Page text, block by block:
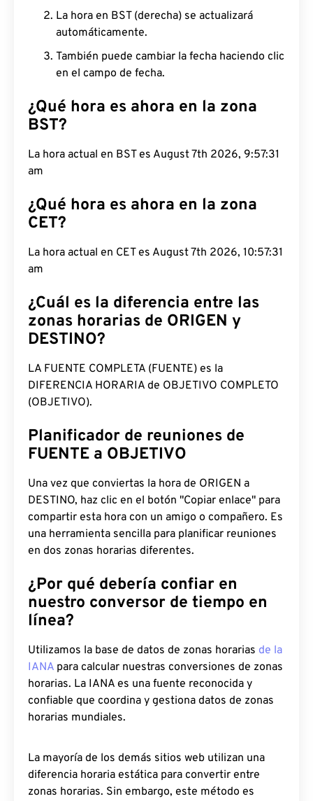
La hora en BST (derecha) se actualizará
automáticamente.
También puede cambiar la fecha haciendo clic
en el campo de fecha.
¿Qué hora es ahora en la zona
BST?
La hora actual en BST es August 7th 2026, 9:57:32
am
¿Qué hora es ahora en la zona
CET?
La hora actual en CET es August 7th 2026,
10:57:32 am
¿Cuál es la diferencia entre las
zonas horarias de ORIGEN y
DESTINO?
LA FUENTE COMPLETA (FUENTE) es la
DIFERENCIA HORARIA de OBJETIVO COMPLETO
(OBJETIVO).
Planificador de reuniones de
FUENTE a OBJETIVO
Una vez que conviertas la hora de ORIGEN a
DESTINO, haz clic en el botón "Copiar enlace" para
compartir esta hora con un amigo o compañero. Es
una herramienta sencilla para planificar reuniones
en dos zonas horarias diferentes.
¿Por qué debería confiar en
nuestro conversor de tiempo en
línea?
Utilizamos la base de datos de zonas horarias de la
IANA para calcular nuestras conversiones de zonas
horarias. La IANA es una fuente reconocida y
confiable que coordina y gestiona datos de zonas
horarias mundiales.
La mayoría de los demás sitios web utilizan una
diferencia horaria estática para convertir entre
zonas horarias. Sin embargo, este método es